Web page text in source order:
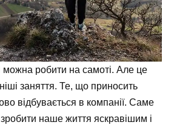
можна робити на самоті. Але це
заняття. Те, що приносить
відбувається в компанії. Саме
наше життя яскравішим і